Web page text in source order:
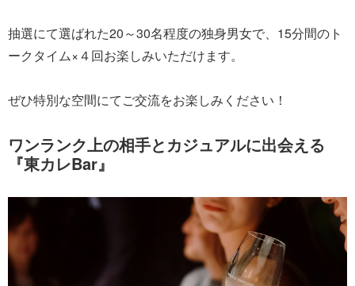
抽選にて選ばれた20～30名程度の独身男女で、15分間のト
ークタイム×４回お楽しみいただけます。
ぜひ特別な空間にてご交流をお楽しみください！
ワンランク上の相手とカジュアルに出会える
『東カレBar』